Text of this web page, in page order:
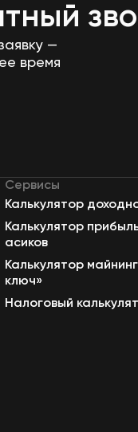
—
время
Сервисы
Калькулятор
Калькулятор
асиков
Калькулятор
ключ»
Налоговый